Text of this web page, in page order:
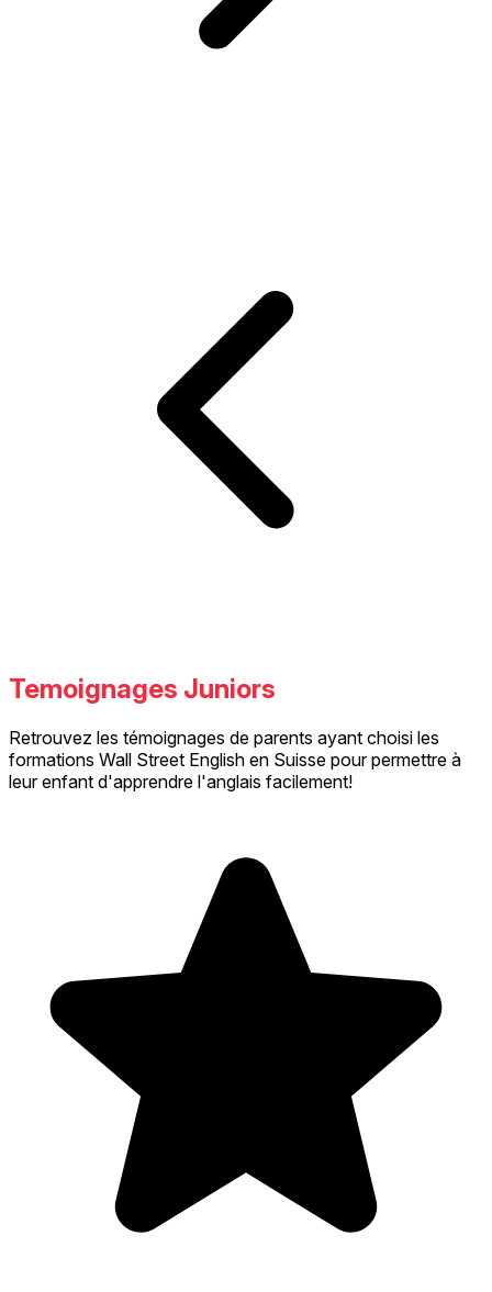
Temoignages Juniors
Retrouvez les témoignages de parents ayant choisi les
formations Wall Street English en Suisse pour permettre à
leur enfant d'apprendre l'anglais facilement!